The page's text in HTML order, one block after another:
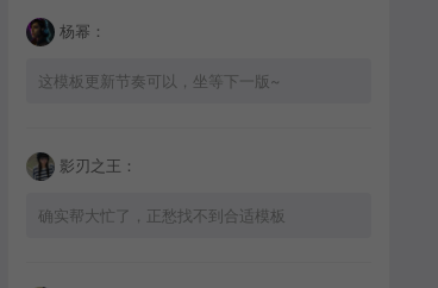
杨幂：
这模板更新节奏可以，坐等下一版~
影刃之王：
确实帮大忙了，正愁找不到合适模板